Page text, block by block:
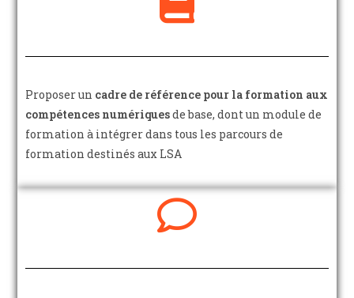
Proposer un cadre de référence pour la formation aux
compétences numériquesde base, dont un module de
formation à intégrer dans tous les parcours de
formation destinés aux LSA